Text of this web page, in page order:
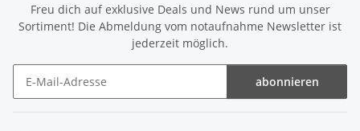
Freu dich auf exklusive Deals und News rund um unser
Sortiment! Die Abmeldung vom notaufnahme Newsletter ist
jederzeit möglich.
abonnieren